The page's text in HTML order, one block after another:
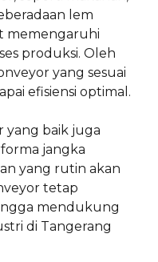
lem
memengaruhi
produksi. Oleh
yang sesuai
efisiensi optimal.
yang baik juga
jangka
yang rutin akan
tetap
mendukung
di Tangerang